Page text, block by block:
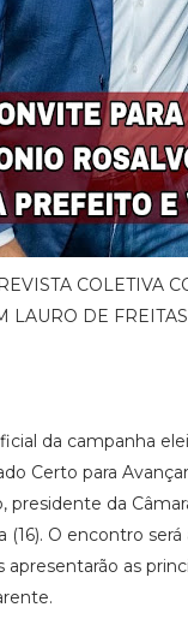
COLETIVA
LAURO DE FREITAS
da campanha
Certo para
presidente da
(16). O encontro
apresentarão as